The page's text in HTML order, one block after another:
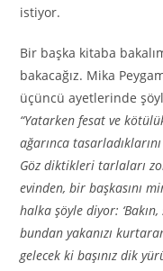
istiyor.
Bir başka kitaba
bakacağız. Mika
üçüncü ayetlerinde
“Yatarken fesat ve
ağarınca
Göz diktikleri tarlaları
evinden, bir başkasını
halka şöyle diyor:
bundan yakanızı
gelecek ki başınız dik